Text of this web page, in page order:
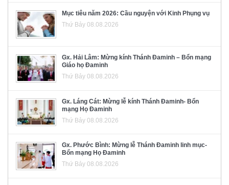
Mục tiêu năm 2026: Cầu nguyện với Kinh Phụng vụ
Thứ Bảy 08.08.2026
Gx. Hải Lâm: Mừng kính Thánh Đaminh – Bổn mạng
Giáo họ Đaminh
Thứ Bảy 08.08.2026
Gx. Láng Cát: Mừng lễ kính Thánh Đaminh- Bổn
mạng Họ Đaminh
Thứ Bảy 08.08.2026
Gx. Phước Bình: Mừng lễ Thánh Đaminh linh mục-
Bổn mạng Họ Đaminh
Thứ Bảy 08.08.2026